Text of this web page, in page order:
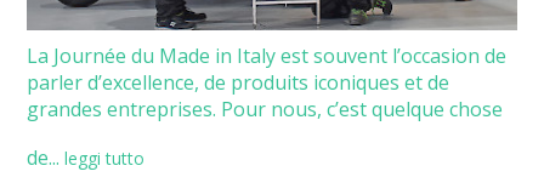
La Journée du Made in Italy est souvent l’occasion de
parler d’excellence, de produits iconiques et de
grandes entreprises. Pour nous, c’est quelque chose
de... leggi tutto